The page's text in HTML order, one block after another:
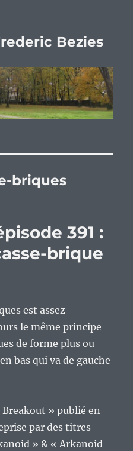
Bezies
briques
391 :
brique
est assez
le même principe
de forme plus ou
bas qui va de gauche
» publié en
par des titres
» & « Arkanoid